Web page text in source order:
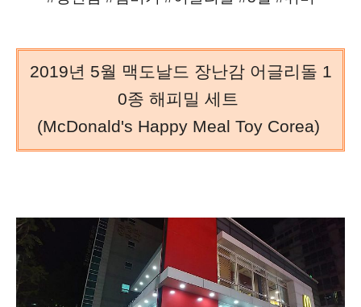
2019년 5월 맥도날드 장난감 어글리돌 1
0종 해피밀 세트
(McDonald's Happy Meal Toy Corea)